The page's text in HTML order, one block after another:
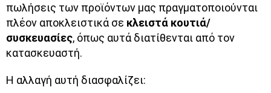
πωλήσεις των προϊόντων μας πραγματοποιούνται
πλέον αποκλειστικά σε κλειστά κουτιά/
συσκευασίες, όπως αυτά διατίθενται από τον
κατασκευαστή.
Η αλλαγή αυτή διασφαλίζει: